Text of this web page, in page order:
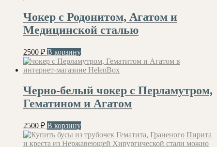
Чокер с Родонитом, Агатом и
Медицинской сталью
2500 ₽ В корзину
Черно-белый чокер с Перламутром,
Гематином и Агатом
2500 ₽ В корзину